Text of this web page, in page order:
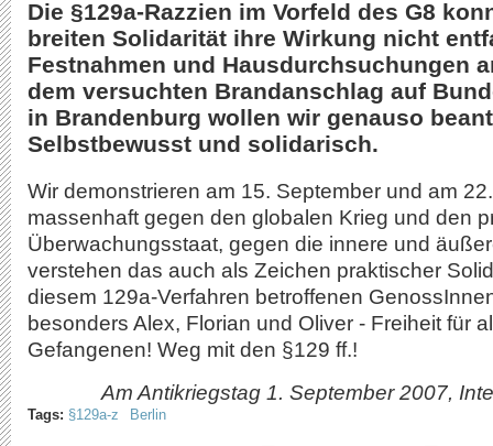
Die §129a-Razzien im Vorfeld des G8
breiten Solidarität ihre Wirkung nicht
Festnahmen und Hausdurchsuchungen
dem versuchten Brandanschlag auf
in Brandenburg wollen wir genauso
Selbstbewusst und solidarisch.
Wir demonstrieren am 15. September und am
massenhaft gegen den globalen Krieg und den
Überwachungsstaat, gegen die innere und
verstehen das auch als Zeichen praktischer
diesem 129a-Verfahren betroffenen
besonders Alex, Florian und Oliver - Freiheit für
Gefangenen! Weg mit den §129 ff.!
Am Antikriegstag 1. September 2007,
Tags: §129a-z Berlin